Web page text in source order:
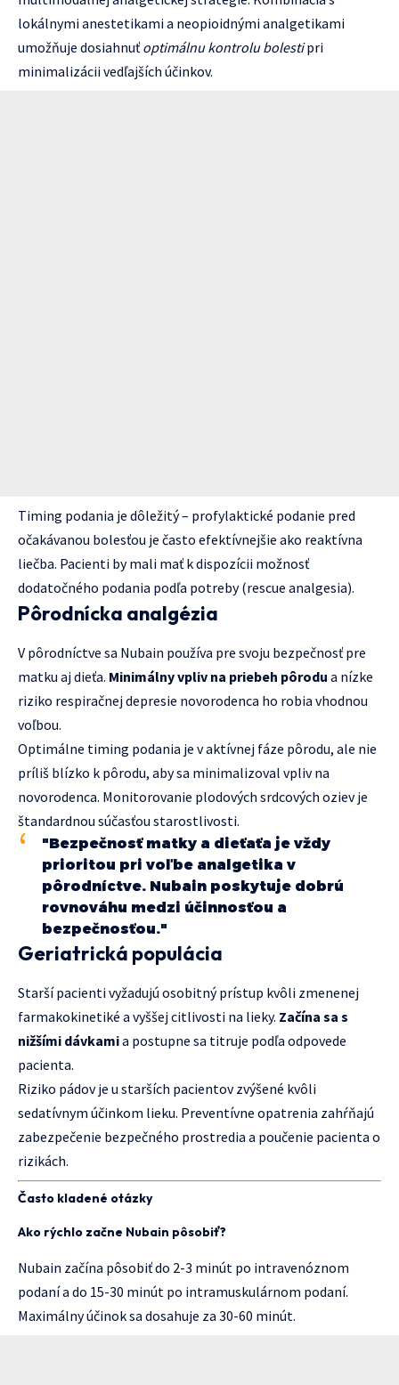
lokálnymi anestetikami a neopioidnými analgetikami
umožňuje dosiahnuť optimálnu kontrolu bolestipri
minimalizácii vedľajších účinkov.
Timing podania je dôležitý – profylaktické podanie pred
očakávanou bolesťou je často efektívnejšie ako reaktívna
liečba. Pacienti by mali mať k dispozícii možnosť
dodatočného podania podľa potreby (rescue analgesia).
Pôrodnícka analgézia
V pôrodníctve sa Nubain používa pre svoju bezpečnosť pre
matku aj dieťa. Minimálny vpliv na priebeh pôrodu a nízke
riziko respiračnej depresie novorodenca ho robia vhodnou
voľbou.
Optimálne timing podania je v aktívnej fáze pôrodu, ale nie
príliš blízko k pôrodu, aby sa minimalizoval vpliv na
novorodenca. Monitorovanie plodových srdcových oziev je
štandardnou súčasťou starostlivosti.
"Bezpečnosť matky a dieťaťa je vždy
prioritou pri voľbe analgetika v
pôrodníctve. Nubain poskytuje dobrú
rovnováhu medzi účinnosťou a
bezpečnosťou."
Geriatrická populácia
Starší pacienti vyžadujú osobitný prístup kvôli zmenenej
farmakokinetiké a vyššej citlivosti na lieky. Začína sa s
nižšími dávkamia postupne sa titruje podľa odpovede
pacienta.
Riziko pádov je u starších pacientov zvýšené kvôli
sedatívnym účinkom lieku. Preventívne opatrenia zahŕňajú
zabezpečenie bezpečného prostredia a poučenie pacienta o
rizikách.
Často kladené otázky
Ako rýchlo začne Nubain pôsobiť?
Nubain začína pôsobiť do 2-3 minút po intravenóznom
podaní a do 15-30 minút po intramuskulárnom podaní.
Maximálny účinok sa dosahuje za 30-60 minút.